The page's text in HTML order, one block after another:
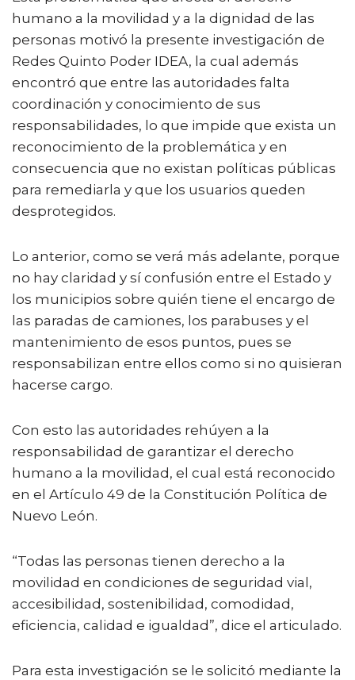
humano a la movilidad y a la dignidad de las
personas motivó la presente investigación de
Redes Quinto Poder IDEA, la cual además
encontró que entre las autoridades falta
coordinación y conocimiento de sus
responsabilidades, lo que impide que exista un
reconocimiento de la problemática y en
consecuencia que no existan políticas públicas
para remediarla y que los usuarios queden
desprotegidos.
Lo anterior, como se verá más adelante, porque
no hay claridad y sí confusión entre el Estado y
los municipios sobre quién tiene el encargo de
las paradas de camiones, los parabuses y el
mantenimiento de esos puntos, pues se
responsabilizan entre ellos como si no quisieran
hacerse cargo.
Con esto las autoridades rehúyen a la
responsabilidad de garantizar el derecho
humano a la movilidad, el cual está reconocido
en el Artículo 49 de la Constitución Política de
Nuevo León.
“Todas las personas tienen derecho a la
movilidad en condiciones de seguridad vial,
accesibilidad, sostenibilidad, comodidad,
eficiencia, calidad e igualdad”, dice el articulado.
Para esta investigación se le solicitó mediante la